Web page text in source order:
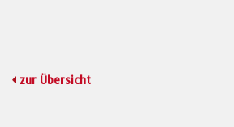
zur Übersicht